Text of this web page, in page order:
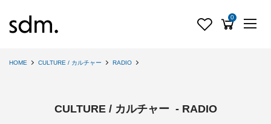
0
HOME CULTURE / カルチャー RADIO
CULTURE / カルチャー - RADIO